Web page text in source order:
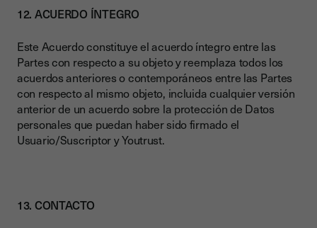
12. ACUERDO ÍNTEGRO
Este Acuerdo constituye el acuerdo íntegro entre las
Partes con respecto a su objeto y reemplaza todos los
acuerdos anteriores o contemporáneos entre las Partes
con respecto al mismo objeto, incluida cualquier versión
anterior de un acuerdo sobre la protección de Datos
personales que puedan haber sido firmado el
Usuario/Suscriptor y Youtrust.
13. CONTACTO